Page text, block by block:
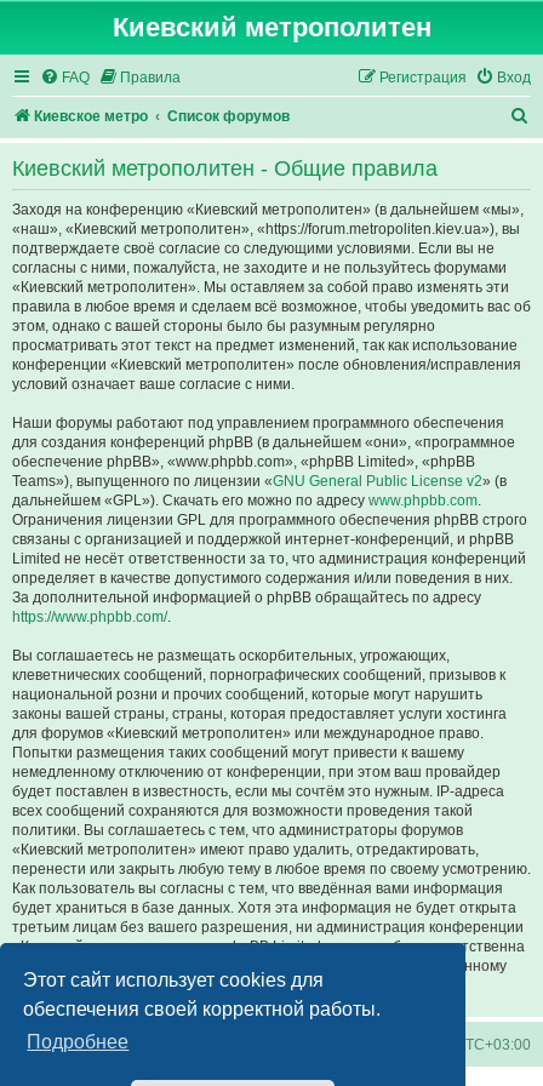
Этот сайт использует cookies для
обеспечения своей корректной работы.
Подробнее
Киевский метрополитен
FAQ Правила Вход
Регистрация
Киевское метро Список форумов
о
Киевский метрополитен - Общие правила
Заходя на конференцию «Киевский метрополитен» (в дальнейшем «мы»,
«наш», «Киевский метрополитен», «https://forum.metropoliten.kiev.ua»), вы
подтверждаете своё согласие со следующими условиями. Если вы не
согласны с ними, пожалуйста, не заходите и не пользуйтесь форумами
«Киевский метрополитен». Мы оставляем за собой право изменять эти
правила в любое время и сделаем всё возможное, чтобы уведомить вас об
этом, однако с вашей стороны было бы разумным регулярно
просматривать этот текст на предмет изменений, так как использование
конференции «Киевский метрополитен» после обновления/исправления
условий означает ваше согласие с ними.
Наши форумы работают под управлением программного обеспечения
для создания конференций phpBB (в дальнейшем «они», «программное
обеспечение phpBB», «www.phpbb.com», «phpBB Limited», «phpBB
Teams»), выпущенного по лицензии «GNU General Public License v2» (в
дальнейшем «GPL»). Скачать его можно по адресу www.phpbb.com.
Ограничения лицензии GPL для программного обеспечения phpBB строго
связаны с организацией и поддержкой интернет-конференций, и phpBB
Limited не несёт ответственности за то, что администрация конференций
определяет в качестве допустимого содержания и/или поведения в них.
За дополнительной информацией о phpBB обращайтесь по адресу
https://www.phpbb.com/.
Вы соглашаетесь не размещать оскорбительных, угрожающих,
клеветнических сообщений, порнографических сообщений, призывов к
национальной розни и прочих сообщений, которые могут нарушить
законы вашей страны, страны, которая предоставляет услуги хостинга
для форумов «Киевский метрополитен» или международное право.
Попытки размещения таких сообщений могут привести к вашему
немедленному отключению от конференции, при этом ваш провайдер
будет поставлен в известность, если мы сочтём это нужным. IP-адреса
всех сообщений сохраняются для возможности проведения такой
политики. Вы соглашаетесь с тем, что администраторы форумов
«Киевский метрополитен» имеют право удалить, отредактировать,
перенести или закрыть любую тему в любое время по своему усмотрению.
Как пользователь вы согласны с тем, что введённая вами информация
будет храниться в базе данных. Хотя эта информация не будет открыта
третьим лицам без вашего разрешения, ни администрация конференции
«Киевский метрополитен», ни phpBB Limited не может быть ответственна
за действия хакеров, которые могут привести к несанкционированному
доступу к ней.
Киевское метро UTC+03:00